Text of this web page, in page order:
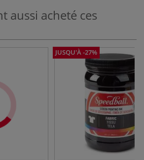
aussi acheté ces
JUSQU'À -27%